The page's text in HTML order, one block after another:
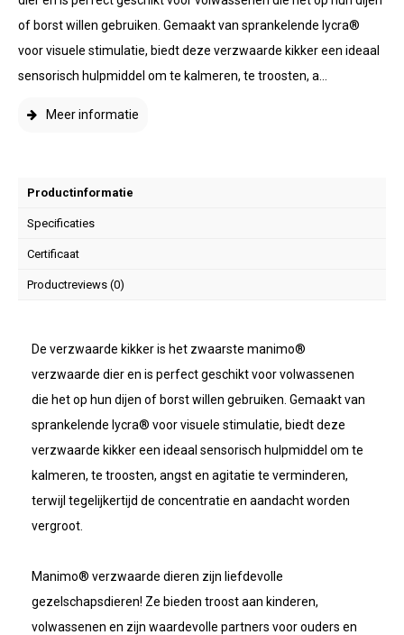
of borst willen gebruiken. Gemaakt van sprankelende lycra®
voor visuele stimulatie, biedt deze verzwaarde kikker een ideaal
sensorisch hulpmiddel om te kalmeren, te troosten, a...
Meer informatie
Productinformatie
Specificaties
Certificaat
Productreviews (0)
De verzwaarde kikker is het zwaarste manimo®
verzwaarde dier en is perfect geschikt voor volwassenen
die het op hun dijen of borst willen gebruiken. Gemaakt van
sprankelende lycra® voor visuele stimulatie, biedt deze
verzwaarde kikker een ideaal sensorisch hulpmiddel om te
kalmeren, te troosten, angst en agitatie te verminderen,
terwijl tegelijkertijd de concentratie en aandacht worden
vergroot.
Manimo® verzwaarde dieren zijn liefdevolle
gezelschapsdieren! Ze bieden troost aan kinderen,
volwassenen en zijn waardevolle partners voor ouders en